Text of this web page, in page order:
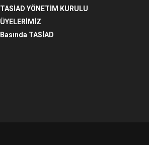
TASİAD YÖNETİM KURULU
ÜYELERİMİZ
Basında TASİAD